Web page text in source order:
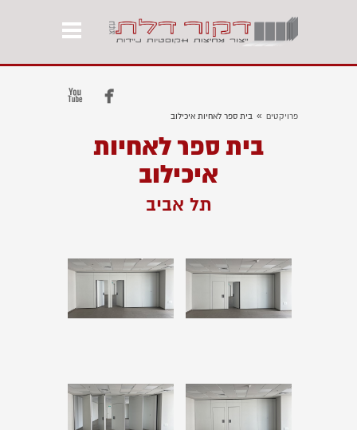


פרויקטים » בית ספר לאחיות איכילוב
בית ספר לאחיות
איכילוב
תל אביב